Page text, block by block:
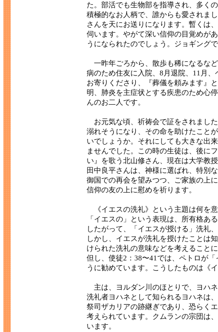
た。部活でも生物部を指導され、多く
積極的なお人柄で、誰からも愛されま
さんを天にお送りになります。暫くは
伺います。やがて深い信仰の目覚めが
うになられたのでしょう。ジョギング
一昨年ごろから、散歩も稀になるな
病のため住友に入院、8月退院、11月
お寄りくださり、『葬儀を頼みます』
明、肺炎を主症状とする疾患のため心
んのお二人です。
お元気な頃、祈祷会で証をされまし
溺れそうになり、その命を助けたこと
いでしょうか。それにしても大きな出
ませんでした。この時の生徒は、後に
い』を歌う北山修さん、現在は大学教
田中良平さんは、神様に選ばれ、特別
御国での再会を望みつつ、ご家族の上
信仰の友の上に慰めを祈ります。
《イエスの洗礼》という主題は何を
「イエスの」という表現は、所有格あ
したがって、「イエスが授ける」洗礼
しかし、イエスが洗礼を授けたことは
けられた洗礼の意味などを考えること
但し、使徒2：38〜41では、ペトロが
うに勧めています。こうしたものは《
主は、ヨルダン川のほとりで、ヨハ
洗礼者ヨハネとして知られるヨハネは
祭司ザカリアの跡継ぎであり、恐らく
考えられています。クムランの宗団は
います。